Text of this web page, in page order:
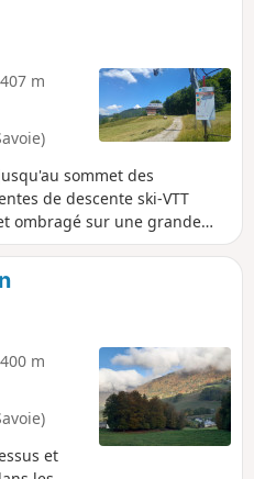
m
sommet des
de descente ski-VTT
ombragé sur une grande
m
et